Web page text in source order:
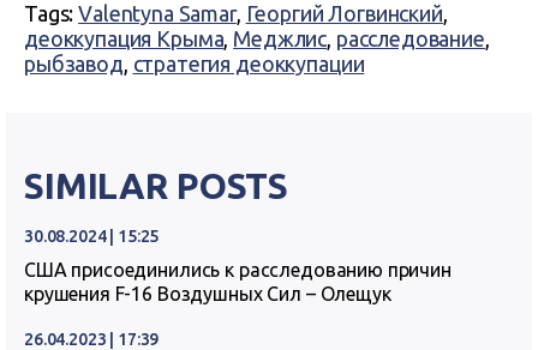
Tags:Valentyna Samar, Георгий Логвинский,
деоккупация Крыма, Меджлис, расследование,
рыбзавод, стратегия деоккупации
SIMILAR POSTS
30.08.2024 | 15:25
США присоединились к расследованию причин
крушения F-16 Воздушных Сил – Олещук
26.04.2023 | 17:39